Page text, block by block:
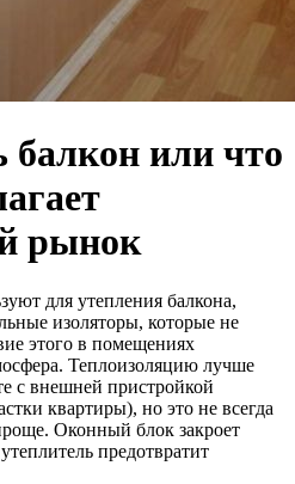
балкон или что
рынок
для утепления балкона,
изоляторы, которые не
этого в помещениях
Теплоизоляцию лучше
с внешней пристройкой
квартиры), но это не всегда
Оконный блок закроет
предотвратит